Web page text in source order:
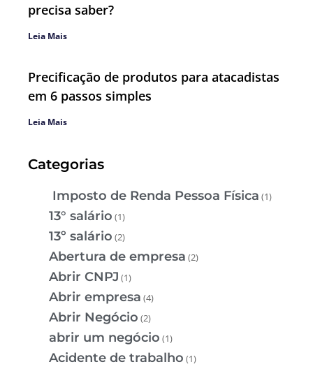
precisa saber?
Leia Mais
Precificação de produtos para atacadistas
em 6 passos simples
Leia Mais
Categorias
Imposto de Renda Pessoa Física (1)
13° salário (1)
13º salário (2)
Abertura de empresa (2)
Abrir CNPJ (1)
Abrir empresa (4)
Abrir Negócio (2)
abrir um negócio (1)
Acidente de trabalho (1)